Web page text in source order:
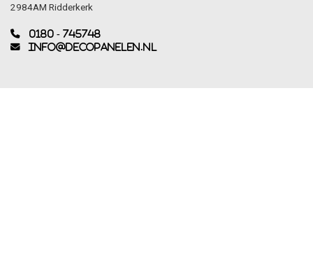
2984AM Ridderkerk
0180 - 745748
info@decopanelen.nl